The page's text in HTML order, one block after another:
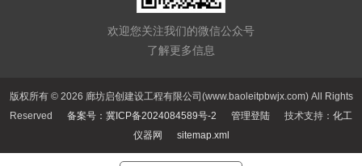
欢迎您关注我们的微信公众号
了解更多信息
版权所有 © 2026 廊坊启创建设工程有限公司(www.baoleitpbwjx.com) All Rights
Reserved 备案号：冀ICP备2024084589号-2 管理登陆 技术支持： 化工
仪器网
sitemap.xml